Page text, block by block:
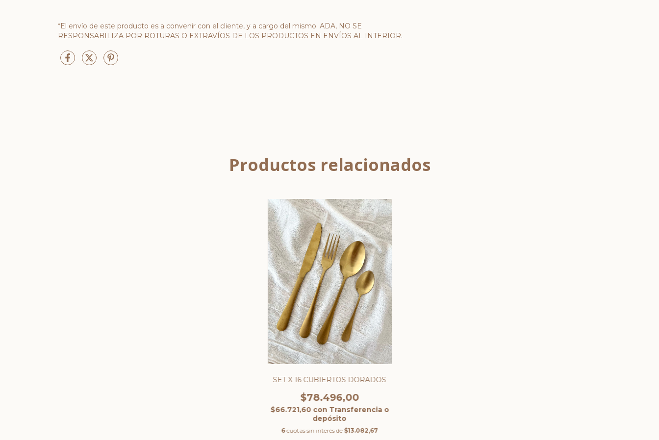
*El envío de este producto es a convenir con el cliente, y a cargo del mismo. ADA, NO SE
RESPONSABILIZA POR ROTURAS O EXTRAVÍOS DE LOS PRODUCTOS EN ENVÍOS AL INTERIOR.
Productos relacionados
SET X 16 CUBIERTOS DORADOS
$78.496,00
$66.721,60 con Transferencia o
depósito
6 cuotas sin interés de $13.082,67